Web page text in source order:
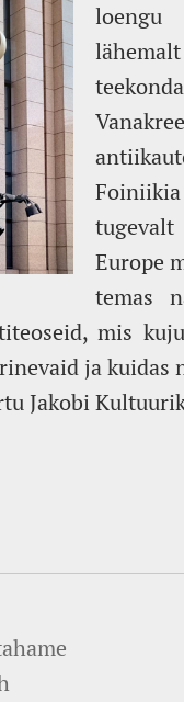
loengu
Europe
temas
mis
ja kuidas
Jakobi